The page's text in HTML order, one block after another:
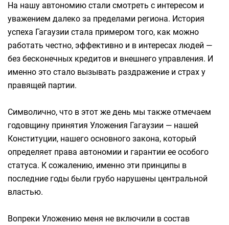
На нашу автономию стали смотреть с интересом и
уважением далеко за пределами региона. История
успеха Гагаузии стала примером того, как можно
работать честно, эффективно и в интересах людей —
без бесконечных кредитов и внешнего управления. И
именно это стало вызывать раздражение и страх у
правящей партии.
Символично, что в этот же день мы также отмечаем
годовщину принятия Уложения Гагаузии — нашей
Конституции, нашего основного закона, который
определяет права автономии и гарантии ее особого
статуса. К сожалению, именно эти принципы в
последние годы были грубо нарушены центральной
властью.
Вопреки Уложению меня не включили в состав